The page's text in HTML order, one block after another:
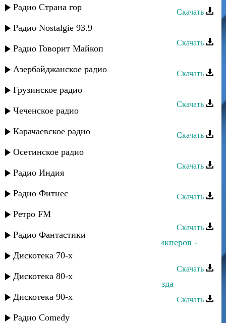
Радио Страна гор
Радио Nostalgie 93.9
Радио Говорит Майкоп
Азербайджанское радио
Грузинское радио
Чеченское радио
Карачаевское радио
Осетинское радио
Радио Индия
Радио Фитнес
Ретро FM
Радио Фантастики
Дискотека 70-х
Дискотека 80-х
Дискотека 90-х
Радио Comedy
Скачать
Ибрагим Тагиров - Ивушки
Скачать
Скачать
Ибрагим Тагиров - Маргарита
Скачать
Скачать
Зайнаб Махаева - Моя звезда
Скачать
Скачать
Звезда группа - Катмир
Скачать
Dj Nariman - Анора и Магомед Аликперов -
Звезда
Скачать
Магомед Аликперов и Анора - Звезда
Скачать
Dag Style - Звезда